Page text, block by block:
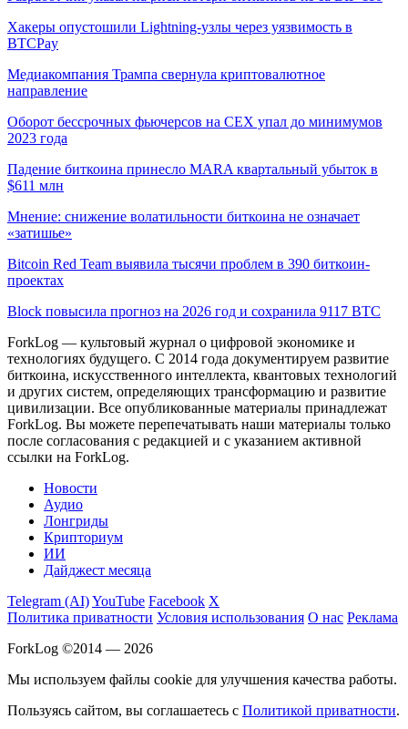
Хакеры опустошили Lightning-узлы через уязвимость в
BTCPay
Медиакомпания Трампа свернула криптовалютное
направление
Оборот бессрочных фьючерсов на CEX упал до минимумов
2023 года
Падение биткоина принесло MARA квартальный убыток в
$611 млн
Мнение: снижение волатильности биткоина не означает
«затишье»
Bitcoin Red Team выявила тысячи проблем в 390 биткоин-
проектах
Block повысила прогноз на 2026 год и сохранила 9117 BTC
ForkLog — культовый журнал о цифровой экономике и
технологиях будущего. С 2014 года документируем развитие
биткоина, искусственного интеллекта, квантовых технологий
и других систем, определяющих трансформацию и развитие
цивилизации. Все опубликованные материалы принадлежат
ForkLog. Вы можете перепечатывать наши материалы только
после согласования с редакцией и с указанием активной
ссылки на ForkLog.
Новости
Аудио
Лонгриды
Крипториум
ИИ
Дайджест месяца
Telegram (AI)YouTube Facebook X
Политика приватности Условия использования О нас Реклама
ForkLog ©2014 — 2026
Мы используем файлы cookie для улучшения качества работы.
Пользуясь сайтом, вы соглашаетесь с Политикой приватности.